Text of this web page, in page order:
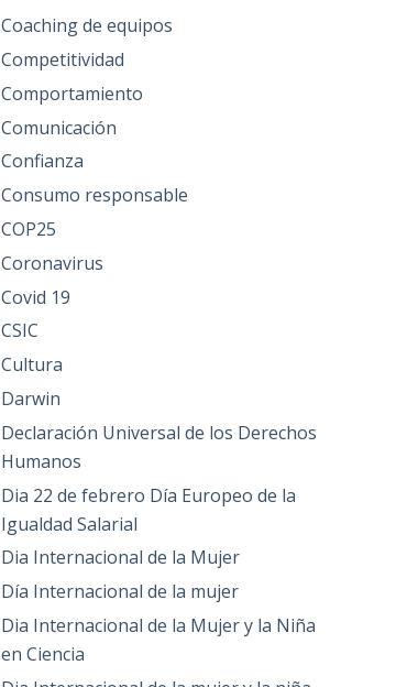
Coaching de equipos
Competitividad
Comportamiento
Comunicación
Confianza
Consumo responsable
COP25
Coronavirus
Covid 19
CSIC
Cultura
Darwin
Declaración Universal de los Derechos
Humanos
Dia 22 de febrero Día Europeo de la
Igualdad Salarial
Dia Internacional de la Mujer
Día Internacional de la mujer
Dia Internacional de la Mujer y la Niña
en Ciencia